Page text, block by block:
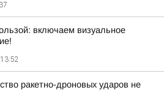
включаем визуальное
ракетно-дроновых ударов не